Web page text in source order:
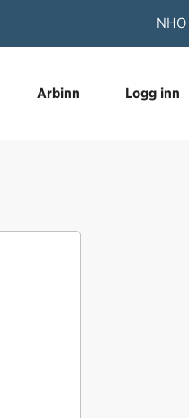
NHO
Arbinn Logg inn